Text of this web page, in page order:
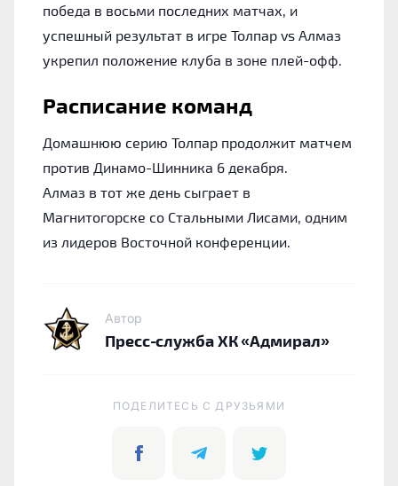
победа в восьми последних матчах, и
успешный результат в игре Толпар vs Алмаз
укрепил положение клуба в зоне плей-офф.
Расписание команд
Домашнюю серию Толпар продолжит матчем
против Динамо-Шинника 6 декабря.
Алмаз в тот же день сыграет в
Магнитогорске со Стальными Лисами, одним
из лидеров Восточной конференции.
Автор
Пресс-служба ХК «Адмирал»
ПОДЕЛИТЕСЬ C ДРУЗЬЯМИ